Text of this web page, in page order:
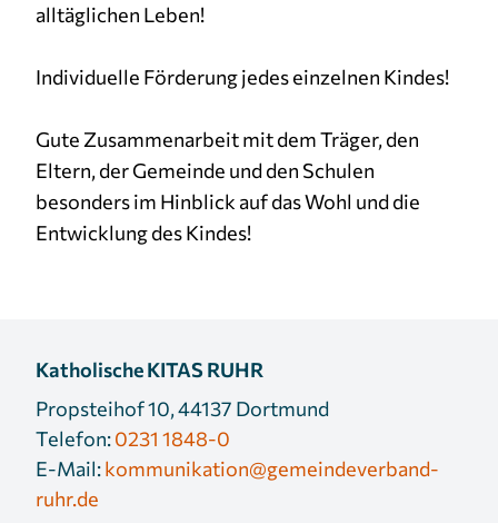
alltäglichen Leben!
Individuelle Förderung jedes einzelnen Kindes!
Gute Zusammenarbeit mit dem Träger, den
Eltern, der Gemeinde und den Schulen
besonders im Hinblick auf das Wohl und die
Entwicklung des Kindes!
Katholische KITAS RUHR
Propsteihof 10, 44137 Dortmund
Telefon:0231 1848-0
E-Mail:kommunikation@gemeindeverband-
ruhr.de